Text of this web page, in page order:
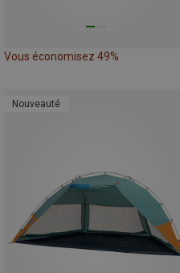
Vous économisez 49%
Nouveauté